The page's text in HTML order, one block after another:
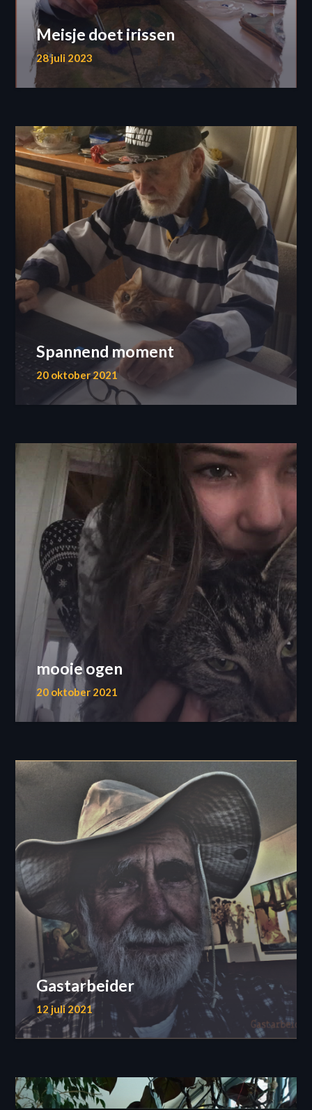
Meisje doet irissen
28 juli 2023
Spannend moment
20 oktober 2021
mooie ogen
20 oktober 2021
Gastarbeider
12 juli 2021